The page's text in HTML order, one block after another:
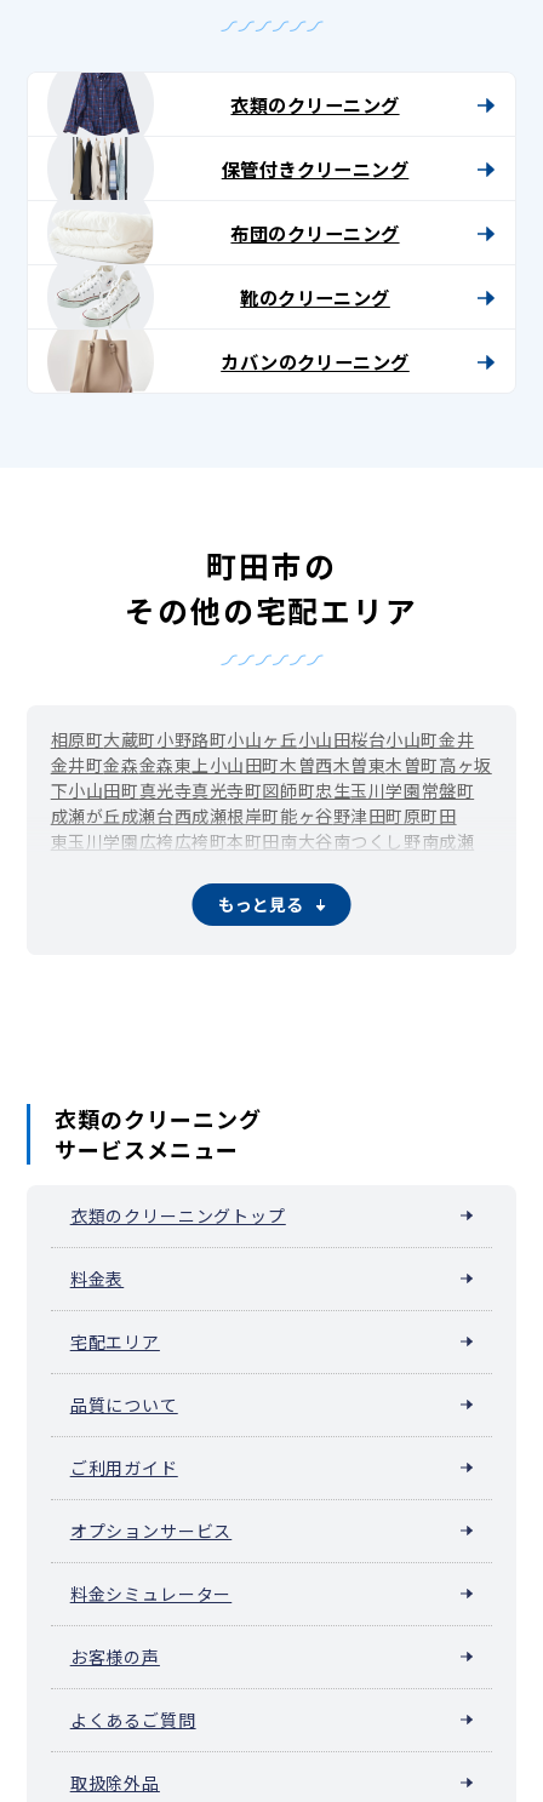
衣類のクリーニング
保管付きクリーニング
布団のクリーニング
靴のクリーニング
カバンのクリーニング
町田市の
その他の宅配エリア
相原町大蔵町小野路町小山ヶ丘小山田桜台小山町金井
金井町金森金森東 上小山田町木曽西木曽東木曽町高ヶ坂
下小山田町真光寺真光寺町図師町忠生玉川学園常盤町
成瀬が丘成瀬台西成瀬根岸町能ヶ谷野津田町原町田
東玉川学園広袴広袴町本町田南大谷南つくし野南成瀬
もっと見る
衣類のクリーニング
サービスメニュー
衣類のクリーニングトップ
料金表
宅配エリア
品質について
ご利用ガイド
オプションサービス
料金シミュレーター
お客様の声
よくあるご質問
取扱除外品